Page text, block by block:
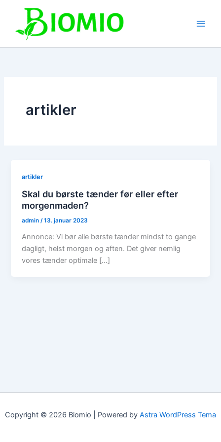
indholdet
artikler
artikler
Skal du børste tænder før eller efter
morgenmaden?
admin /13. januar 2023
Annonce: Vi bør alle børste tænder mindst to gange
dagligt, helst morgen og aften. Det giver nemlig
vores tænder optimale […]
Copyright © 2026 Biomio | Powered by Astra WordPress Tema